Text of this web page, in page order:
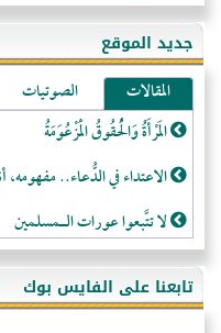
جديد الموقع
المقالات الصوتيات
المَرْأَةُ وَالْحُقُوقُ الْمَزْعُوَمَةُ
الاعتداء في الدُّعاء.. مفهومه،
لا تتَّبعوا عورات الـمسلمين
فقه النَّصيحة عند الصَّحابة
لَا عِزَّةَ إِلَّا بِالإِسْلَامِ
تابعنا على الفايس بوك